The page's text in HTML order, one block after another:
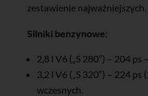
zestawienie najważniejszych.
Silniki benzynowe:
2,8 l V6 („S 280”) – 204 ps
3,2 l V6 („S 320”) – 224
wczesnych.